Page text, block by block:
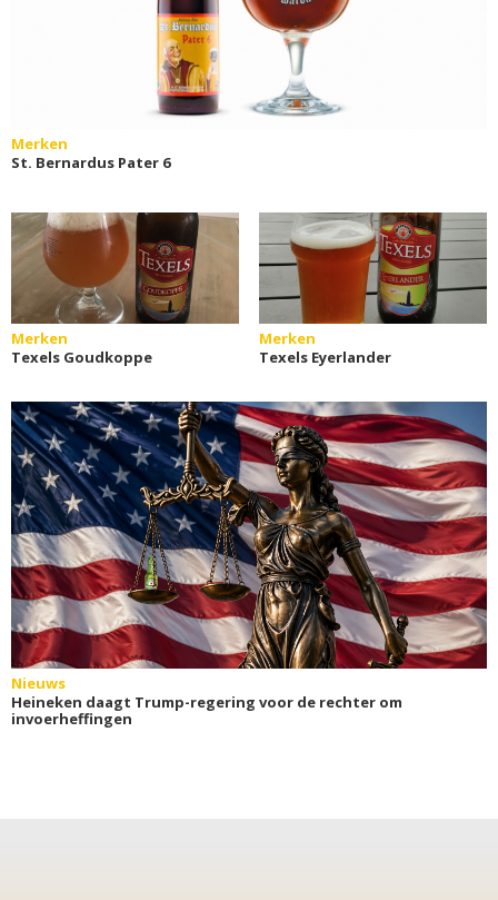
Merken
St. Bernardus Pater 6
Merken
Texels Goudkoppe
Merken
Texels Eyerlander
Nieuws
Heineken daagt Trump-regering voor de rechter om
invoerheffingen